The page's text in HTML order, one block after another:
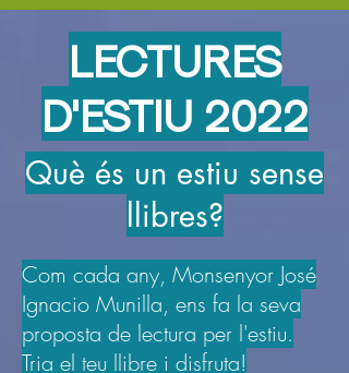
LECTURES
D'ESTIU 2022
Què és un estiu sense
llibres?
Com cada any, Monsenyor José
Ignacio Munilla, ens fa la seva
proposta de lectura per l'estiu.
Tria el teu llibre i disfruta!